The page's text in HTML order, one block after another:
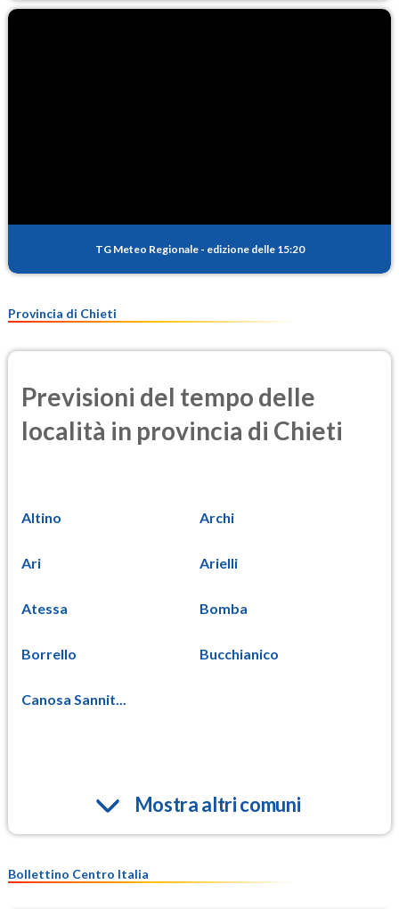
TG Meteo Regionale - edizione delle 15:20
Provincia di Chieti
Previsioni del tempo delle
località in provincia di Chieti
Altino Archi
Ari Arielli
Atessa Bomba
Borrello Bucchianico
Canosa Sannit...
Mostra altri comuni
Bollettino Centro Italia